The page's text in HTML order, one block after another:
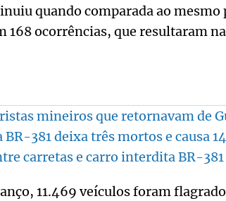
quando comparada ao
168 ocorrências, que resultaram
mineiros que retornavam de
BR-381 deixa três mortos e causa
carretas e carro interdita BR-
11.469 veículos foram